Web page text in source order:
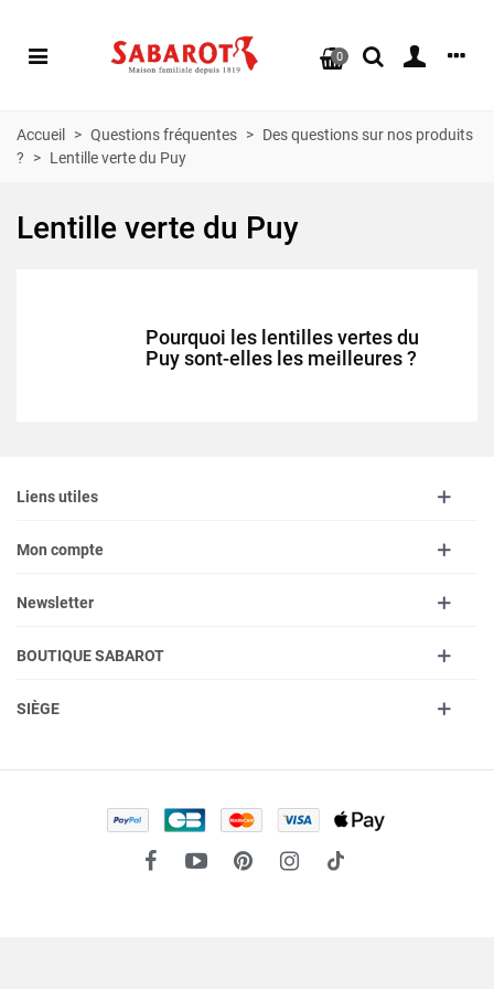
0
Accueil > Questions fréquentes > Des questions sur nos produits
?
> Lentille verte du Puy
Lentille verte du Puy
Pourquoi les lentilles vertes du
Puy sont-elles les meilleures ?
Liens utiles
Mon compte
Newsletter
BOUTIQUE SABAROT
SIÈGE